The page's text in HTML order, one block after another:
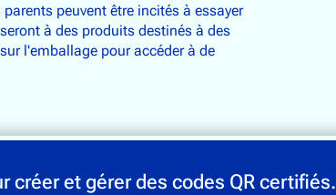
peuvent être incités à essayer
à des produits destinés à des
l'emballage pour accéder à de
créer et gérer des codes QR certifiés.